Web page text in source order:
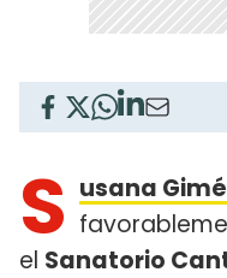
S usana
el Sanatorio